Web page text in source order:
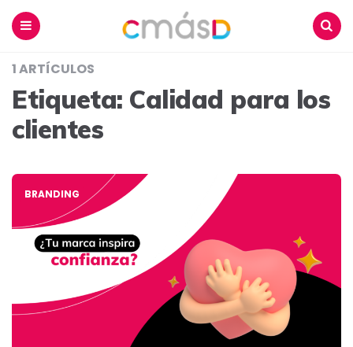
1 ARTÍCULOS
Etiqueta: Calidad para los
clientes
BRANDING